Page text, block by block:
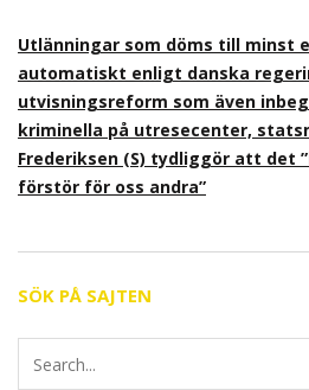
Utlänningar som döms till minst
automatiskt enligt danska
utvisningsreform som även
kriminella på utresecenter,
Frederiksen (S) tydliggör att det
förstör för oss andra”
SÖK PÅ SAJTEN